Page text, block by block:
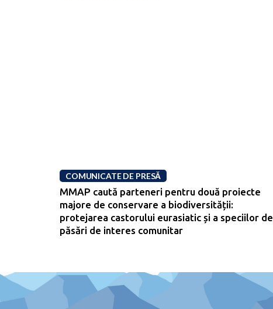
COMUNICATE DE PRESĂ
MMAP caută parteneri pentru două proiecte
majore de conservare a biodiversității:
protejarea castorului eurasiatic și a speciilor de
păsări de interes comunitar